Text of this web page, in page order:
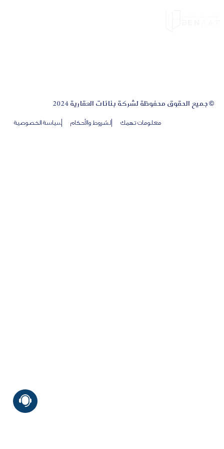
© جميع الحقوق محفوظة لشركة بنائات العقارية 2024
معلومات تهمك الشروط والأحكام سياسة الخصوصية